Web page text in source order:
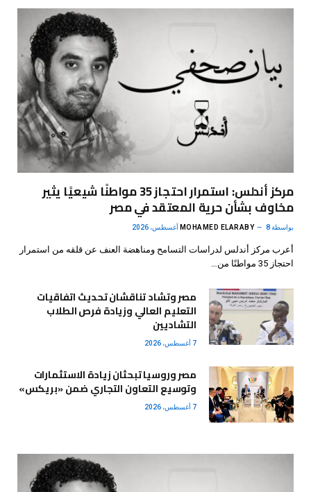
مركز أندلس: استمرار احتجاز 35 مواطنًا شيعيًا يثير
مخاوف بشأن حرية المعتقد في مصر
بواسطة MOHAMED ELARABY 8 أغسطس، 2026
أعرب مركز أندلس لدراسات التسامح ومناهضة العنف عن قلقه من استمرار
احتجاز 35 مواطنًا من…
مصر وتشاد تناقشان تحديث اتفاقيات
التعليم العالي وزيادة فرص الطلاب
التشاديين
7 أغسطس، 2026
مصر وروسيا تبحثان زيادة الاستثمارات
وتوسيع التعاون التجاري ضمن «بريكس»
7 أغسطس، 2026